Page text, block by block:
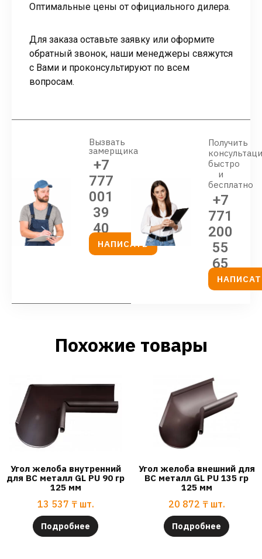
Оптимальные цены от официального дилера.
Для заказа оставьте заявку или оформите
обратный звонок, наши менеджеры свяжутся
с Вами и проконсультируют по всем
вопросам.
Вызвать
замерщика
+7
777
001
39
40
НАПИСАТЬ
Получить
быстро
и
бесплатно
+7
771
200
55
65
Похожие товары
Угол желоба внутренний
для ВС металл GL PU 90 гр
125 мм
13 537 ₸ шт.
Подробнее
Угол желоба внешний для
ВС металл GL PU 135 гр
125 мм
20 872 ₸ шт.
Подробнее